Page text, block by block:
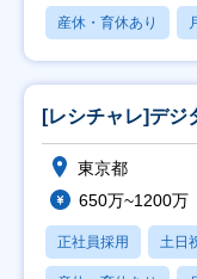
産休・育休あり
[レシチャレ]デジ
東京都
650万~1200万
正社員採用 土日